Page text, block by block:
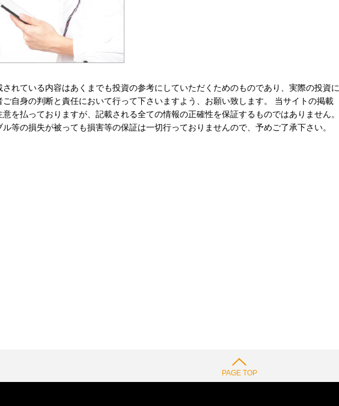
されている内容はあくまでも投資の参考にしていただくためのものであり、実際の投資に
ご自身の判断と責任において行って下さいますよう、お願い致します。 当サイトの掲載
を払っておりますが、記載される全ての情報の正確性を保証するものではありません。
等の損失が被っても損害等の保証は一切行っておりませんので、予めご了承下さい。
PAGE TOP